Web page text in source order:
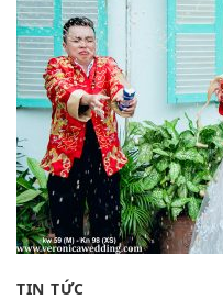
TIN TỨC